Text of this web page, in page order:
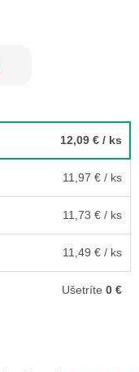
12,09 € / ks
11,97 € / ks
11,73 € / ks
11,49 € / ks
Ušetríte 0 €